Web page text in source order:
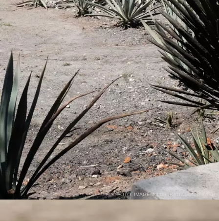
Agave
O agave é uma planta do tipo suculenta, que é
muito comum no México e também no Nordeste
brasileiro.
FOTO: IMAGEM ILUSTRATIVA/UNSPLASH